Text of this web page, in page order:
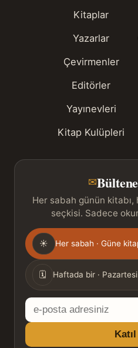
Kitaplar
Yazarlar
Çevirmenler
Editörler
Yayınevleri
Kitap Kulüpleri
✉
Her sabah günün
seçkisi. Sadece
Gönderim
sıklığı
☀ Her sabah · Güne
🗓 Haftada bir ·
E-
posta
adresiniz